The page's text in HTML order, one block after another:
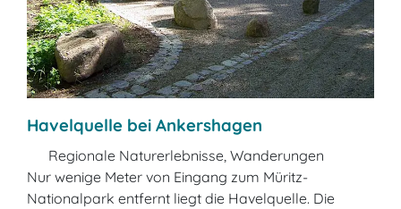
Havelquelle bei Ankershagen
Regionale Naturerlebnisse, Wanderungen
Nur wenige Meter von Eingang zum Müritz-
Nationalpark entfernt liegt die Havelquelle. Die